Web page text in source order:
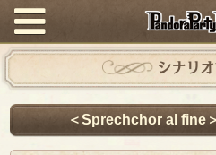
シナリ
＜Sprechchor al fine